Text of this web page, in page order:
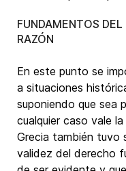
FUNDAMENTOS
RAZÓN
En este punto se
a situaciones
suponiendo que sea
cualquier caso vale
Grecia también tuvo
validez del derecho